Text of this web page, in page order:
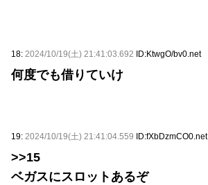
18: 2024/10/19(土) 21:41:03.692 ID:KtwgO/bv0.net
何度でも借りていけ
19: 2024/10/19(土) 21:41:04.559 ID:fXbDzmCO0.net
>>15
ベガスにスロットあるぞ